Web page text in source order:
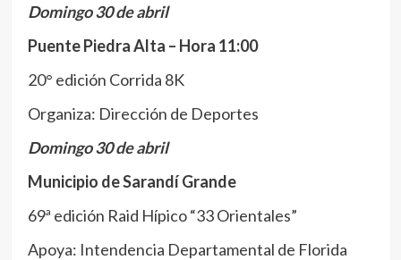
Domingo 30 de abril
Puente Piedra Alta – Hora 11:00
20° edición Corrida 8K
Organiza: Dirección de Deportes
Domingo 30 de abril
Municipio de Sarandí Grande
69ª edición Raid Hípico “33 Orientales”
Apoya: Intendencia Departamental de Florida